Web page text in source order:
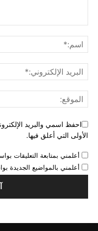
احفظ اسمي والبريد
الأولى التي أعلق فيها.
أعلمني بمتابعة التعليقات
أعلمني بالمواضيع الجديدة